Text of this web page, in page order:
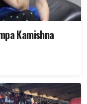
Kamishna